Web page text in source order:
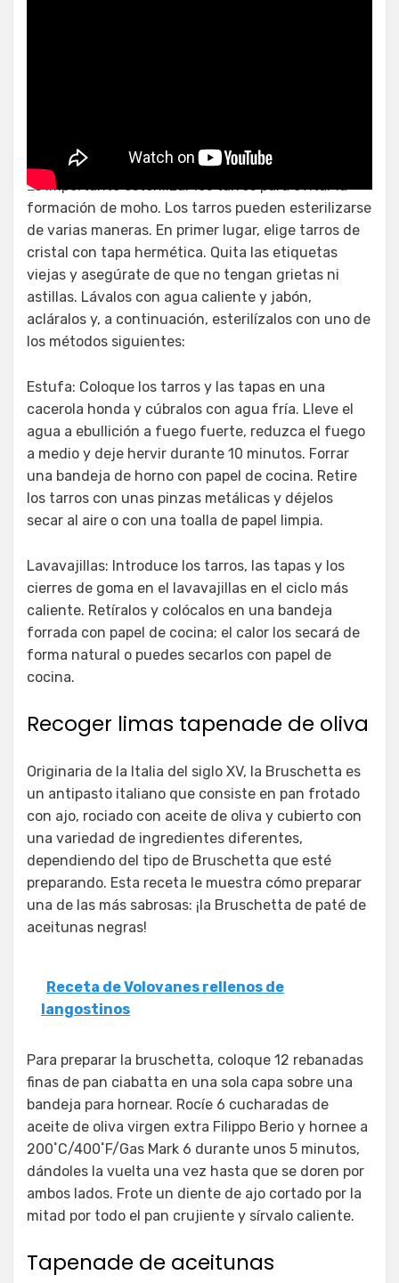
Es importante esterilizar los tarros para evitar la
formación de moho. Los tarros pueden esterilizarse
de varias maneras. En primer lugar, elige tarros de
cristal con tapa hermética. Quita las etiquetas
viejas y asegúrate de que no tengan grietas ni
astillas. Lávalos con agua caliente y jabón,
acláralos y, a continuación, esterilízalos con uno de
los métodos siguientes:
Estufa: Coloque los tarros y las tapas en una
cacerola honda y cúbralos con agua fría. Lleve el
agua a ebullición a fuego fuerte, reduzca el fuego
a medio y deje hervir durante 10 minutos. Forrar
una bandeja de horno con papel de cocina. Retire
los tarros con unas pinzas metálicas y déjelos
secar al aire o con una toalla de papel limpia.
Lavavajillas: Introduce los tarros, las tapas y los
cierres de goma en el lavavajillas en el ciclo más
caliente. Retíralos y colócalos en una bandeja
forrada con papel de cocina; el calor los secará de
forma natural o puedes secarlos con papel de
cocina.
Recoger limas tapenade de oliva
Originaria de la Italia del siglo XV, la Bruschetta es
un antipasto italiano que consiste en pan frotado
con ajo, rociado con aceite de oliva y cubierto con
una variedad de ingredientes diferentes,
dependiendo del tipo de Bruschetta que esté
preparando. Esta receta le muestra cómo preparar
una de las más sabrosas: ¡la Bruschetta de paté de
aceitunas negras!
Receta de Volovanes rellenos de
langostinos
Para preparar la bruschetta, coloque 12 rebanadas
finas de pan ciabatta en una sola capa sobre una
bandeja para hornear. Rocíe 6 cucharadas de
aceite de oliva virgen extra Filippo Berio y hornee a
200˚C/400˚F/Gas Mark 6 durante unos 5 minutos,
dándoles la vuelta una vez hasta que se doren por
ambos lados. Frote un diente de ajo cortado por la
mitad por todo el pan crujiente y sírvalo caliente.
Tapenade de aceitunas